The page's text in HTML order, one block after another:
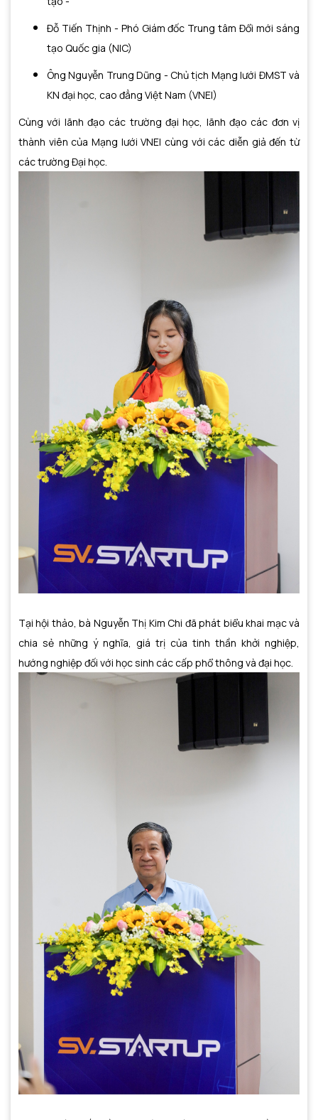
Đỗ Tiến Thịnh - Phó Giám đốc Trung tâm Đổi mới sáng
tạo Quốc gia (NIC)
Ông Nguyễn Trung Dũng - Chủ tịch Mạng lưới ĐMST và
KN đại học, cao đẳng Việt Nam (VNEI)
Cùng với lãnh đạo các trường đại học, lãnh đạo các đơn vị
thành viên của Mạng lưới VNEI cùng với các diễn giả đến từ
các trường Đại học.
Tại hội thảo, bà Nguyễn Thị Kim Chi đã phát biểu khai mạc và
chia sẻ những ý nghĩa, giá trị của tinh thần khởi nghiệp,
hướng nghiệp đối với học sinh các cấp phổ thông và đại học.